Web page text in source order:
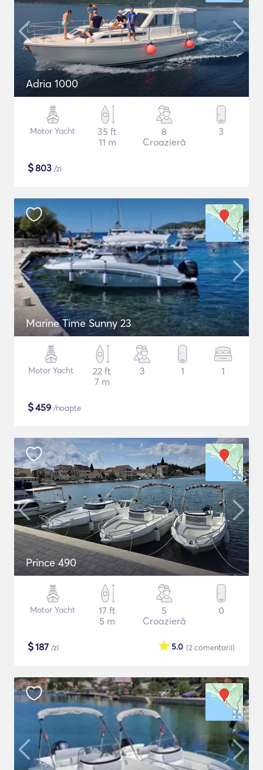
Adria 1000
Motor Yacht
35 ft
11 m
8
Croazieră
3
$803 /zi
Marine Time Sunny 23
Motor Yacht
22 ft
7 m
3 1 1
$459 /noapte
Prince 490
Motor Yacht
17 ft
5 m
5
Croazieră
0
$187 /zi (2 comentarii)
5.0